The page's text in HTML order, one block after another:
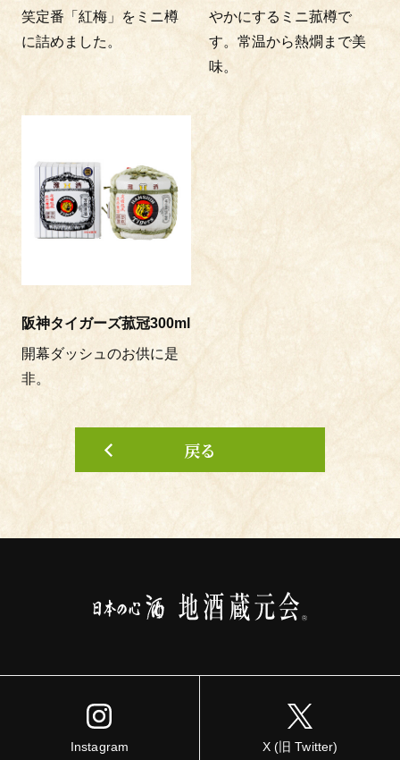
笑定番「紅梅」をミニ樽
に詰めました。
やかにするミニ菰樽で
す。常温から熱燗まで美
味。
阪神タイガーズ菰冠300ml
開幕ダッシュのお供に是
非。
戻る
Instagram X (旧 Twitter)